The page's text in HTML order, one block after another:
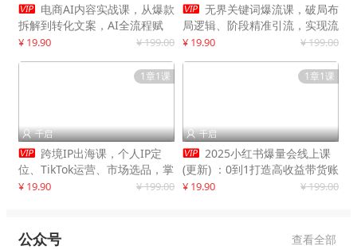
 电商AI内容实战课，从爆款
拆解到转化文案，AI全流程赋
能，解放人力，单月节省内容成
¥ 19.90 ¥ 199.00
 无界关键词爆流课，破局布
局逻辑、阶段精准引流，实现流
量翻倍，店铺业绩增长50%+
¥ 19.90 ¥ 199.00
1章1课
 千启
 跨境IP出海课，个人IP定
位、TikTok运营、市场选品，掌
握核心闭环，实现月入1万美金
¥ 19.90 ¥ 199.00
1章1课
 千启
 2025小红书爆量会线上课
(更新) ：0到1打造高收益带货账
号，靠小红书带货年入100w？
¥ 19.90 ¥ 199.00
公众号 查看全部